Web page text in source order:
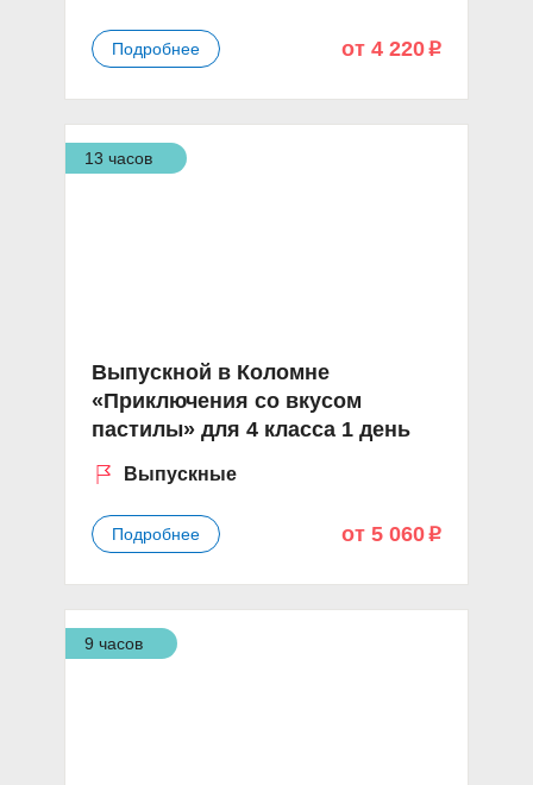
Подробнее от 4 220 p
13 часов
Выпускной в Коломне
«Приключения со вкусом
пастилы» для 4 класса 1 день
Выпускные
Подробнее от 5 060 p
9 часов